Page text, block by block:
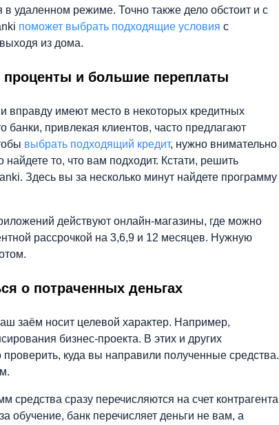
удаленном режиме. Точно также дело обстоит и с
поможет выбрать подходящие условия с
из дома.
и большие переплаты
вправду имеют место в некоторых кредитных
банки, привлекая клиентов, часто предлагают
выбрать подходящий кредит, нужно внимательно
то, что вам подходит. Кстати, решить
Здесь вы за несколько минут найдете программу
действуют онлайн-магазины, где можно
рассрочкой на 3,6,9 и 12 месяцев. Нужную
о потраченных деньгах
заём носит целевой характер. Например,
бизнес-проекта. В этих и других
куда вы направили полученные средства.
средства сразу перечисляются на счет контрагента
обучение, банк перечисляет деньги не вам, а